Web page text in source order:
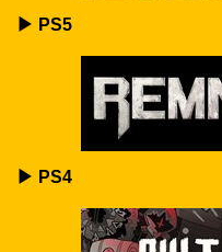
▶ PS5
▶ PS4